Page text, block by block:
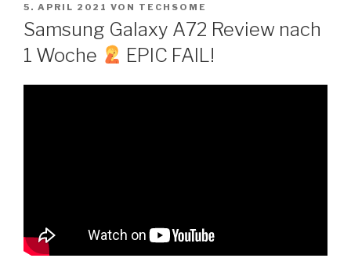
Inhalt
springen
VERÖFFENTLICHT
AM
5. APRIL 2021 VON TECHSOME
Samsung Galaxy A72 Review nach
1 Woche
EPIC FAIL!